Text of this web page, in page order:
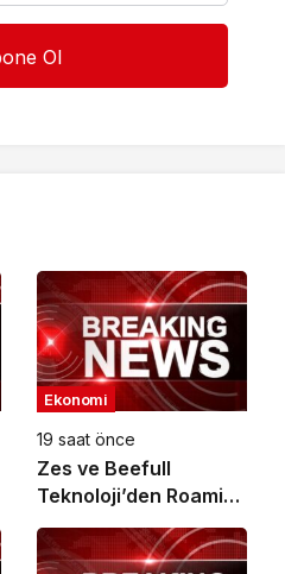
Ekonomi
19 saat önce
Zes ve Beefull
Teknoloji’den Roaming
İş Birliği